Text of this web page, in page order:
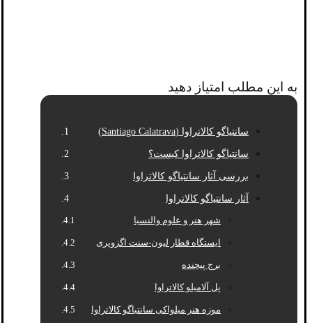
به این مطلب امتیاز دهید
سانتیاگو کالاتراوا (Santiago Calatrava)
سانتیاگو کالاتراوا کیست؟
بررسی آثار سانتیاگو کالاتراوا
آثار سانتیاگو کالاتراوا
شهر هنر و علوم والنسیا
ایستگاه قطار لیون-سنت اگزوپری
برج پیچنده
پل آلامیلو کالاتراوا
موزه هنر میلواکی سانتیاگو کالاتراوا